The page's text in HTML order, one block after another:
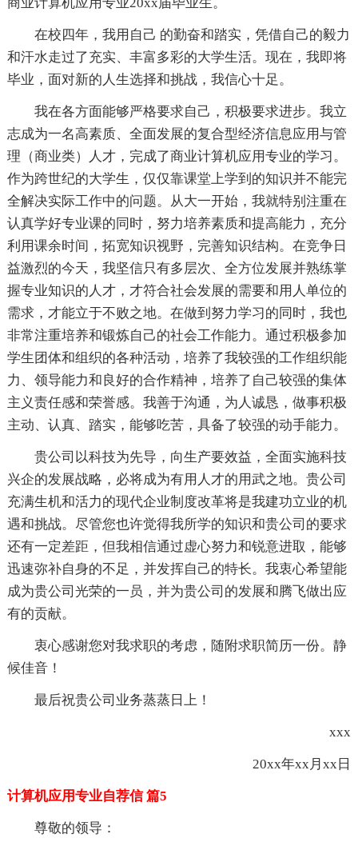
商业计算机应用专业20xx届毕业生。
在校四年，我用自己 的勤奋和踏实，凭借自己的毅力
和汗水走过了充实、丰富多彩的大学生活。现在，我即将
毕业，面对新的人生选择和挑战，我信心十足。
我在各方面能够严格要求自己，积极要求进步。我立
志成为一名高素质、全面发展的复合型经济信息应用与管
理（商业类）人才，完成了商业计算机应用专业的学习。
作为跨世纪的大学生，仅仅靠课堂上学到的知识并不能完
全解决实际工作中的问题。从大一开始，我就特别注重在
认真学好专业课的同时，努力培养素质和提高能力，充分
利用课余时间，拓宽知识视野，完善知识结构。在竞争日
益激烈的今天，我坚信只有多层次、全方位发展并熟练掌
握专业知识的人才，才符合社会发展的需要和用人单位的
需求，才能立于不败之地。在做到努力学习的同时，我也
非常注重培养和锻炼自己的社会工作能力。通过积极参加
学生团体和组织的各种活动，培养了我较强的工作组织能
力、领导能力和良好的合作精神，培养了自己较强的集体
主义责任感和荣誉感。我善于沟通，为人诚恳，做事积极
主动、认真、踏实，能够吃苦，具备了较强的动手能力。
贵公司以科技为先导，向生产要效益，全面实施科技
兴企的发展战略，必将成为有用人才的用武之地。贵公司
充满生机和活力的现代企业制度改革将是我建功立业的机
遇和挑战。尽管您也许觉得我所学的知识和贵公司的要求
还有一定差距，但我相信通过虚心努力和锐意进取，能够
迅速弥补自身的不足，并发挥自己的特长。我衷心希望能
成为贵公司光荣的一员，并为贵公司的发展和腾飞做出应
有的贡献。
衷心感谢您对我求职的考虑，随附求职简历一份。静
候佳音！
最后祝贵公司业务蒸蒸日上！
xxx
20xx年xx月xx日
计算机应用专业自荐信 篇5
尊敬的领导：